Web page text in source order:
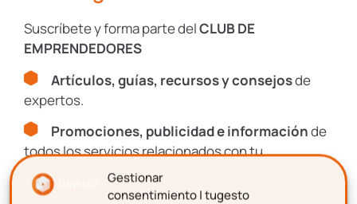
Gestionar
consentimiento | tugesto
Encuentra más posts sobre estas temáticas
Contabilidad-
Fiscal
Suscríbete y forma parte delCLUB DE
EMPRENDEDORES
Artículos, guías, recursos y consejosde
expertos.
Promociones, publicidad e informaciónde
todos los servicios relacionados con tu
emprendimiento.